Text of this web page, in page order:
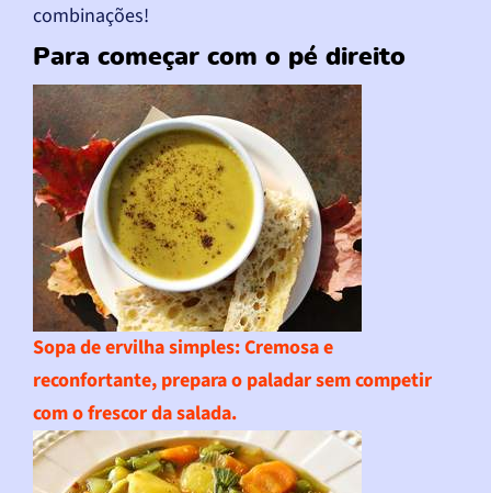
combinações!
Para começar com o pé direito
Sopa de ervilha simples: Cremosa e
reconfortante, prepara o paladar sem competir
com o frescor da salada.